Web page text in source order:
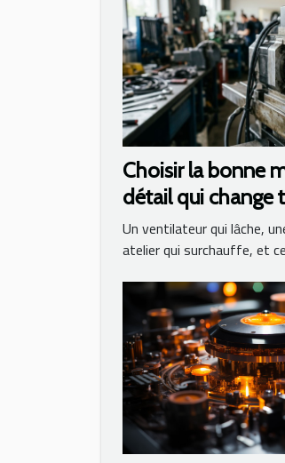
Choisir la bonne
détail qui change
équipements
Un ventilateur qui lâche,
atelier qui surchauffe, et